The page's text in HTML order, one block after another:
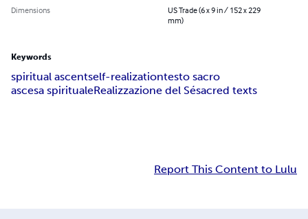
Dimensions
US Trade (6 x 9 in / 152 x 229
mm)
Keywords
spiritual ascentself-realizationtesto sacro
ascesa spiritualeRealizzazione del Sésacred texts
Report This Content to Lulu